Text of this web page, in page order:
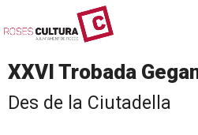
XXVI Trobada
Des de la Ciutadella